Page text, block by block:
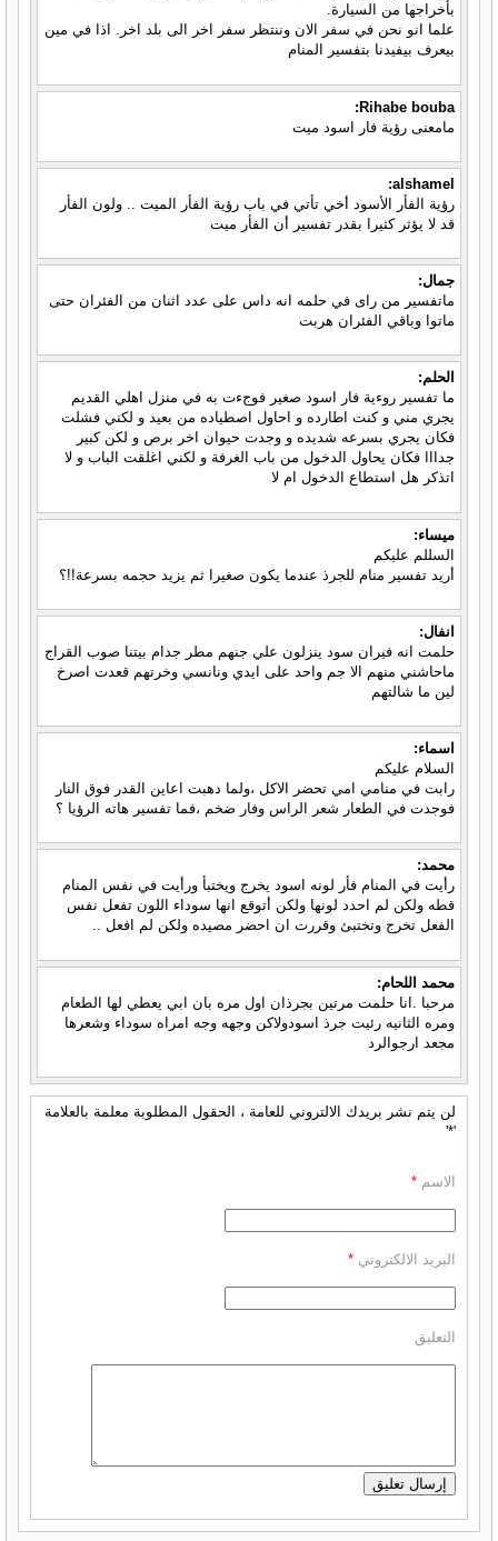
بأخراجها من السيارة.
علما انو نحن في سفر الان وننتظر سفر اخر الى بلد اخر. اذا في مين
بيعرف بيفيدنا بتفسير المنام
Rihabe bouba:
مامعنى رؤية فار اسود ميت
alshamel:
رؤية الفأر الأسود أخي تأتي في باب رؤية الفأر الميت .. ولون الفأر
قد لا يؤثر كثيرا بقدر تفسير أن الفأر ميت
جمال:
ماتفسير من راى في حلمه انه داس على عدد اثنان من الفئران حتى
ماتوا وباقي الفئران هربت
الحلم:
ما تفسير روءية فار اسود صغير فوجءت به في منزل اهلي القديم
يجري مني و كنت اطارده و احاول اصطياده من بعيد و لكني فشلت
فكان يجري بسرعه شديده و وجدت حيوان اخر برص و لكن كبير
جدااا فكان يحاول الدخول من باب الغرفة و لكني اغلقت الباب و لا
اتذكر هل استطاع الدخول ام لا
ميساء:
السللم عليكم
أريد تفسير منام للجرذ عندما يكون صغيرا ثم يزيد حجمه بسرعة!!؟
انفال:
حلمت انه فيران سود ينزلون علي جنهم مطر جدام بيتنا صوب القراج
ماحاشني منهم الا جم واحد على ايدي ونانسي وخرتهم قعدت اصرخ
لين ما شالتهم
اسماء:
السلام عليكم
رابت في منامي امي تحضر الاكل ،ولما دهبت اعاين القدر فوق النار
فوجدت في الطعار شعر الراس وفار ضخم ،فما تفسير هاته الرؤيا ؟
محمد:
رأيت في المنام فأر لونه اسود يخرج ويختبأ ورأيت في نفس المنام
قطه ولكن لم احدد لونها ولكن أتوقع انها سوداء اللون تفعل نفس
الفعل تخرج وتختبئ وقررت ان احضر مصيده ولكن لم افعل ..
محمد اللحام:
مرحبا .انا حلمت مرتين بجرذان اول مره بان ابي يعطي لها الطعام
ومره الثانيه رئيت جرذ اسودولاكن وجهه وجه امراه سوداء وشعرها
مجعد ارجوالرد
لن يتم نشر بريدك الالتروني للعامة ، الحقول المطلوبة معلمة بالعلامة
'*'
الاسم *
البريد الالكتروني *
التعليق